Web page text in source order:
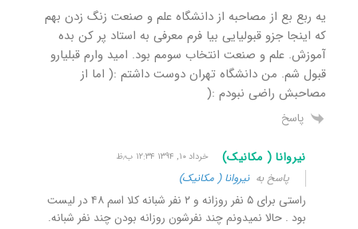
یه ربع بع از مصاحبه از دانشگاه علم و صنعت زنگ زدن بهم
که اینجا جزو قبولیایی بیا فرم معرفی به استاد پر کن بده
آموزش. علم و صنعت انتخاب سومم بود. امید وارم قبلیارو
قبول شم. من دانشگاه تهران دوست داشتم :( اما از
مصاحبش راضی نبودم :(
پاسخ
نیروانا ( مکانیک) خرداد ۱۰, ۱۳۹۴ ۱۲:۳۴ ب٫ظ
پاسخ بهنیروانا ( مکانیک)
راستی برای ۵ نفر روزانه و ۲ نفر شبانه کلا اسم ۴۸ در لیست
بود . حالا نمیدونم چند نفرشون روزانه بودن چند نفر شبانه.